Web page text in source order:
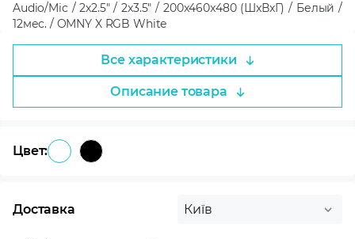
Audio/Mic / 2x2.5" / 2x3.5" / 200x460x480 (ШxВxГ) / Белый /
12мес. / OMNY X RGB White
Все характеристики
Описание товара
Цвет:
Доставка Київ